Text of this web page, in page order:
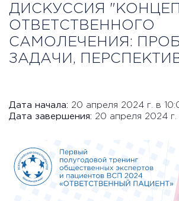
ДИСКУССИЯ
ОТВЕТСТВЕННОГО
САМОЛЕЧЕНИЯ:
ЗАДАЧИ,
Дата начала: 20 апреля 2024 г. в
Дата завершения: 20 апреля 2024 г.